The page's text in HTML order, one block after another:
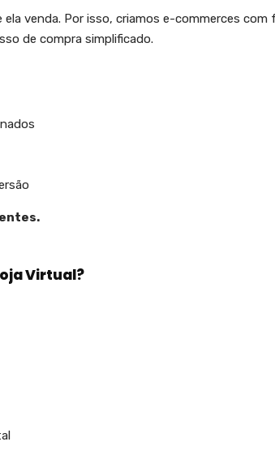
ela venda. Por isso, criamos e-commerces
de compra simplificado.
Virtual?